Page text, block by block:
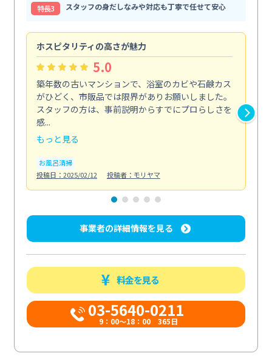
特⻑3
スタッフの身だしなみや対応も丁寧で任せて安心
ホスピタリティの高さが魅力
5.0
築年数の古いマンションで、浴室のカビや石鹸カス
がひどく、市販品では限界がありお願いしました。
スタッフの方は、事前説明からすでにプロらしさを
感...
もっと見る
お風呂清掃
投稿日：2025/02/12
投稿者：モリヤマ
事業者の詳細情報を見る
料金を見る
03-5640-0211
9：00～18：00 365日